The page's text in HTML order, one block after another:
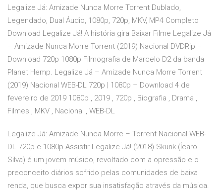
Legalize Já: Amizade Nunca Morre Torrent Dublado,
Legendado, Dual Áudio, 1080p, 720p, MKV, MP4 Completo
Download Legalize Já! A história gira Baixar Filme Legalize Já
– Amizade Nunca Morre Torrent (2019) Nacional DVDRip –
Download 720p 1080p Filmografia de Marcelo D2 da banda
Planet Hemp. Legalize Já – Amizade Nunca Morre Torrent
(2019) Nacional WEB-DL 720p | 1080p – Download 4 de
fevereiro de 2019 1080p , 2019 , 720p , Biografia , Drama ,
Filmes , MKV , Nacional , WEB-DL
Legalize Já: Amizade Nunca Morre – Torrent Nacional WEB-
DL 720p e 1080p Assistir Legalize Já! (2018) Skunk (Ícaro
Silva) é um jovem músico, revoltado com a opressão e o
preconceito diários sofrido pelas comunidades de baixa
renda, que busca expor sua insatisfação através da música.